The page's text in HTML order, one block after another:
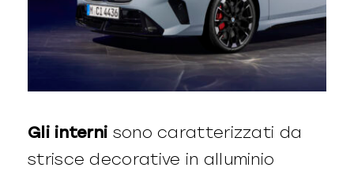
Gli interni sono caratterizzati da
strisce decorative in alluminio